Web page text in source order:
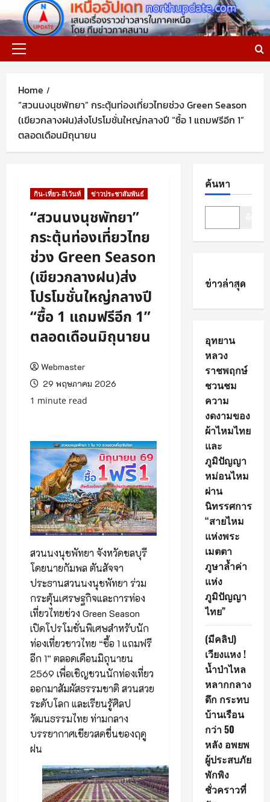
to
content
Primary
Home
“สวนนงนุชพัทยา” กระตุ้นท่องเที่ยวไทยช่วง Green Season
(เขียวกลางฝน)ส่งโปรโมชั่นใหญ่กลางปี “ซื้อ 1 แถมฟรีอีก 1”
ตลอดเดือนมิถุนายน
กิน-เที่ยว-อีเว้นท์ ข่าวประชาสัมพันธ์
“สวนนงนุชพัทยา”
กระตุ้นท่องเที่ยวไทย
ช่วง Green Season
(เขียวกลางฝน)ส่ง
โปรโมชั่นใหญ่กลางปี
“ซื้อ 1 แถมฟรีอีก 1”
ตลอดเดือนมิถุนายน
Webmaster
29 พฤษภาคม 2026
1 minute read
สวนนงนุชพัทยา จังหวัดชลบุรี
โดยนายกัมพล ตันสัจจา
ประธานสวนนงนุชพัทยา ร่วม
กระตุ้นเศรษฐกิจและการท่อง
เที่ยวไทยช่วง Green Season
เปิดโปรโมชั่นพิเศษสำหรับนัก
ท่องเที่ยวชาวไทย “ซื้อ 1 แถมฟรี
อีก 1” ตลอดเดือนมิถุนายน
2569 เพื่อเชิญชวนนักท่องเที่ยว
ออกมาสัมผัสธรรมชาติ สวนสวย
ระดับโลก และเรียนรู้ศิลป
วัฒนธรรมไทย ท่ามกลาง
บรรยากาศเขียวสดชื่นของฤดู
ฝน
ค้นหา
ข่าวล่าสุด
อุทยาน
หลวง
ราชพฤกษ์
ชวนชม
ความ
งดงามของ
ผ้าไหมไทย
และ
ภูมิปัญญา
หม่อนไหม
ผ่าน
นิทรรศการ
“สายไหม
แห่งพระ
เมตตา
ภูษาล้ำค่า
แห่ง
ภูมิปัญญา
ไทย”
(มีคลิป)
เวียงแหง !
น้ำป่าไหล
หลากกลาง
ดึก กระทบ
บ้านเรือน
กว่า 50
หลัง อพยพ
ผู้ประสบภัย
พักพิง
ชั่วคราวที่